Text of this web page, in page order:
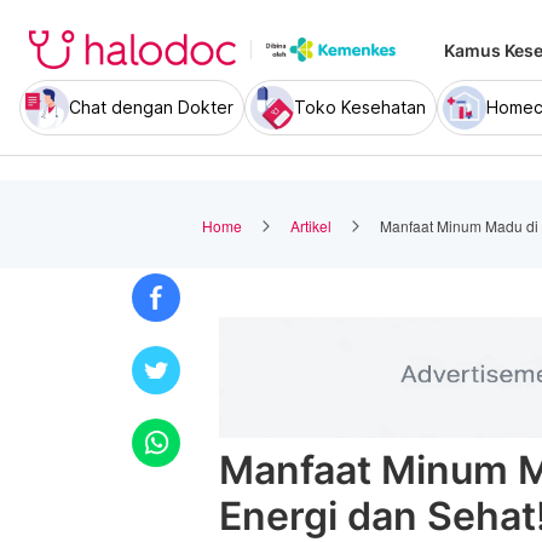
Kamus
Chat dengan Dokter Toko Kesehatan
Home Artikel Manfaat Minum Madu
Manfaat Minum
Energi dan